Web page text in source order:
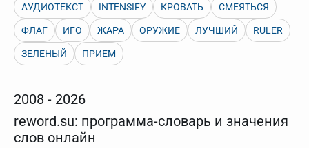
Порядок словарей можно изменять, перетаскивая
словарь вверх или вниз за прямоугольник слева от
названия словаря. Также можно выключать ненужные
словари.
АУДИОТЕКСТ INTENSIFY КРОВАТЬ СМЕЯТЬСЯ
ФЛАГ ИГО ЖАРА ОРУЖИЕ ЛУЧШИЙ RULER
ЗЕЛЕНЫЙ ПРИЕМ
2008 - 2026
reword.su: программа-словарь и значения
слов онлайн